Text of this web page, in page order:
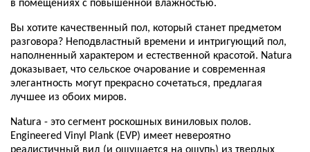
в помещениях с повышенной влажностью.
Вы хотите качественный пол, который станет предметом
разговора? Неподвластный времени и интригующий пол,
наполненный характером и естественной красотой. Natura
доказывает, что сельское очарование и современная
элегантность могут прекрасно сочетаться, предлагая
лучшее из обоих миров.
Natura - это сегмент роскошных виниловых полов.
Engineered Vinyl Plank (EVP) имеет невероятно